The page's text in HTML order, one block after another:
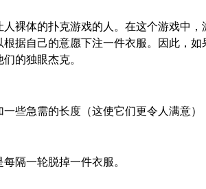
裸体的扑克游戏的人。在这个游戏中，
据自己的意愿下注一件衣服。因此，如
的独眼杰克。
些急需的长度（这使它们更令人满意）
隔一轮脱掉一件衣服。